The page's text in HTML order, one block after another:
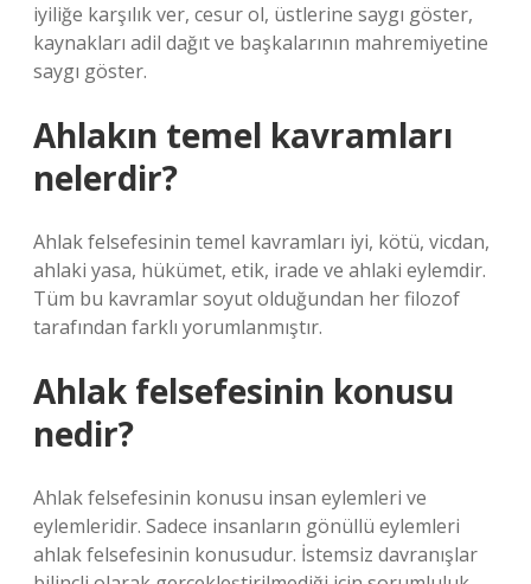
iyiliğe karşılık ver, cesur ol, üstlerine saygı göster,
kaynakları adil dağıt ve başkalarının mahremiyetine
saygı göster.
Ahlakın temel kavramları
nelerdir?
Ahlak felsefesinin temel kavramları iyi, kötü, vicdan,
ahlaki yasa, hükümet, etik, irade ve ahlaki eylemdir.
Tüm bu kavramlar soyut olduğundan her filozof
tarafından farklı yorumlanmıştır.
Ahlak felsefesinin konusu
nedir?
Ahlak felsefesinin konusu insan eylemleri ve
eylemleridir. Sadece insanların gönüllü eylemleri
ahlak felsefesinin konusudur. İstemsiz davranışlar